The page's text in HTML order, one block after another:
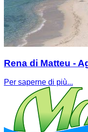
Rena di Matteu -
Per saperne di più...